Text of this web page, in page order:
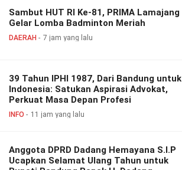
Sambut HUT RI Ke-81, PRIMA Lamajang
Gelar Lomba Badminton Meriah
DAERAH 7 jam yang lalu
39 Tahun IPHI 1987, Dari Bandung untuk
Indonesia: Satukan Aspirasi Advokat,
Perkuat Masa Depan Profesi
INFO 11 jam yang lalu
Anggota DPRD Dadang Hemayana S.I.P
Ucapkan Selamat Ulang Tahun untuk